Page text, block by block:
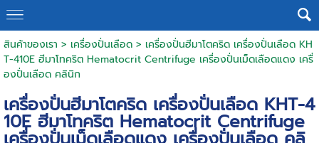
สินค้าของเรา > เครื่องปั่นเลือด> เครื่องปั่นฮีมาโตคริด เครื่องปั่นเลือด KH
T-410E ฮีมาโทคริต Hematocrit Centrifuge เครื่องปั่นเม็ดเลือดแดง เครื่
องปั่นเลือด คลินิก
เครื่องปั่นฮีมาโตคริด เครื่องปั่นเลือด KHT-4
10E ฮีมาโทคริต Hematocrit Centrifuge